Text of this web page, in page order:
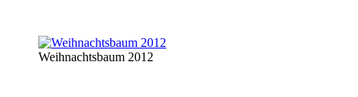
Weihnachtsbaum 2012